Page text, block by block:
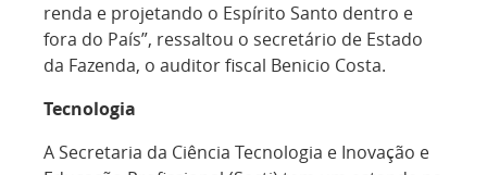
renda e projetando o Espírito Santo dentro e
fora do País”, ressaltou o secretário de Estado
da Fazenda, o auditor fiscal Benicio Costa.
Tecnologia
A Secretaria da Ciência Tecnologia e Inovação e